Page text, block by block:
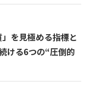
」を見極める指標と
ける6つの“圧倒的